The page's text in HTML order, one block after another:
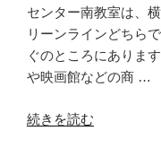
て
物
語
①〜
が
センター南教室は、
リーンラインどちら
ぐのところにありま
や映画館などの商 …
“セ
続きを読む